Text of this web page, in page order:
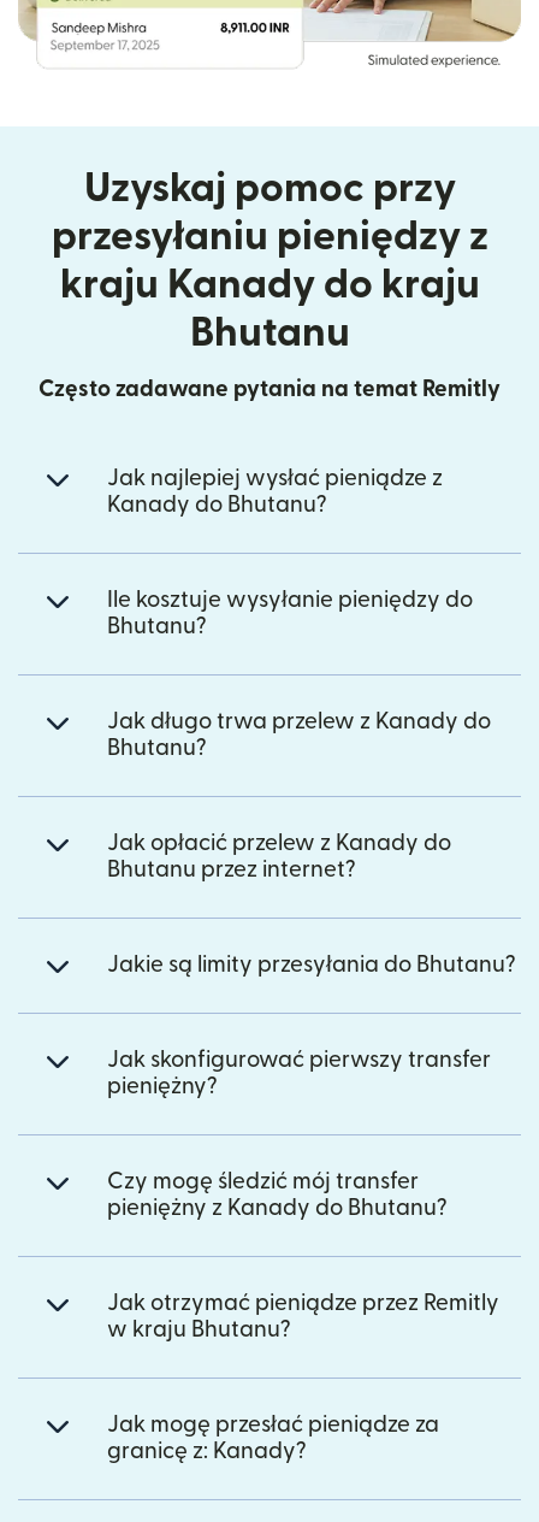
Uzyskaj pomoc przy
przesyłaniu pieniędzy z
kraju Kanady do kraju
Bhutanu
Często zadawane pytania na temat Remitly
Jak najlepiej wysłać pieniądze z
Kanady do Bhutanu?
Ile kosztuje wysyłanie pieniędzy do
Bhutanu?
Jak długo trwa przelew z Kanady do
Bhutanu?
Jak opłacić przelew z Kanady do
Bhutanu przez internet?
Jakie są limity przesyłania do Bhutanu?
Jak skonfigurować pierwszy transfer
pieniężny?
Czy mogę śledzić mój transfer
pieniężny z Kanady do Bhutanu?
Jak otrzymać pieniądze przez Remitly
w kraju Bhutanu?
Jak mogę przesłać pieniądze za
granicę z: Kanady?